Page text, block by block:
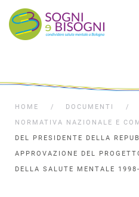
HOME DOCUMENTI
NORMATIVA NAZIONALE E
DEL PRESIDENTE DELLA
APPROVAZIONE DEL
DELLA SALUTE MENTALE